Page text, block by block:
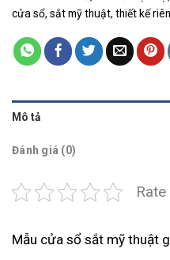
cửa sổ, sắt mỹ thuật, thiết kế
Mô tả
Đánh giá (0)
Mẫu cửa sổ sắt mỹ thuật